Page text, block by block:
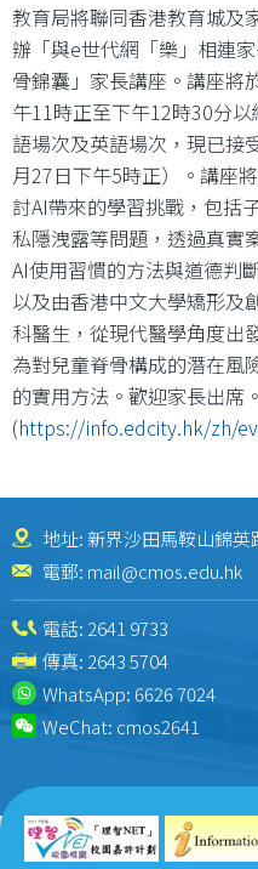
教育局將聯同香港教育城及
辦「與e世代網「樂」相連
骨錦囊」家長講座。講座將
午11時正至下午12時30分
語場次及英語場次，現已接
月27日下午5時正）。講座
討AI帶來的學習挑戰，包括
私隱洩露等問題，透過真實
AI使用習慣的方法與道德判
以及由香港中文大學矯形及
科醫生，從現代醫學角度出
為對兒童脊骨構成的潛在風
的實用方法。歡迎家長出席
(https://info.edcity.hk/zh/
地址: 新界沙田馬鞍山錦英
電郵: mail@cmos.edu.hk
電話: 2641 9733
傳真: 2643 5704
WhatsApp:6626 7024
WeChat: cmos2641